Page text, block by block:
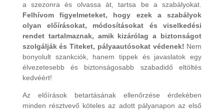
a szezonra és olvassa át, tartsa be a szabályokat.
Felhívom figyelmeteket, hogy ezek a szabályok
olyan előírásokat, módosításokat és viselkedési
rendet tartalmaznak, amik kizárólag a biztonságot
szolgálják és Titeket, pályaautósokat védenek! Nem
bonyolult szankciók, hanem tippek és javaslatok egy
élvezetesebb és biztonságosabb szabadidő eltöltés
kedvéért!
Az előírások betartásának ellenőrzése érdekében
minden résztvevő köteles az adott pályanapon az első